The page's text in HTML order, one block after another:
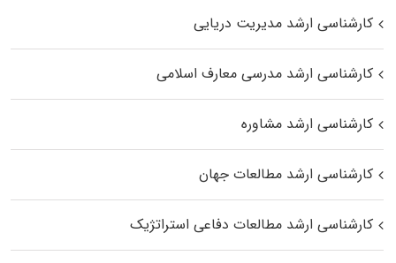
کارشناسی ارشد مدیریت دریایی
کارشناسی ارشد مدرسی معارف اسلامی
کارشناسی ارشد مشاوره
کارشناسی ارشد مطالعات جهان
کارشناسی ارشد مطالعات دفاعی استراتژیک